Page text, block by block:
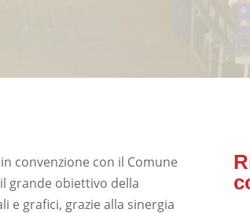
convenzione con il Comune
grande obiettivo della
e grafici, grazie alla sinergia